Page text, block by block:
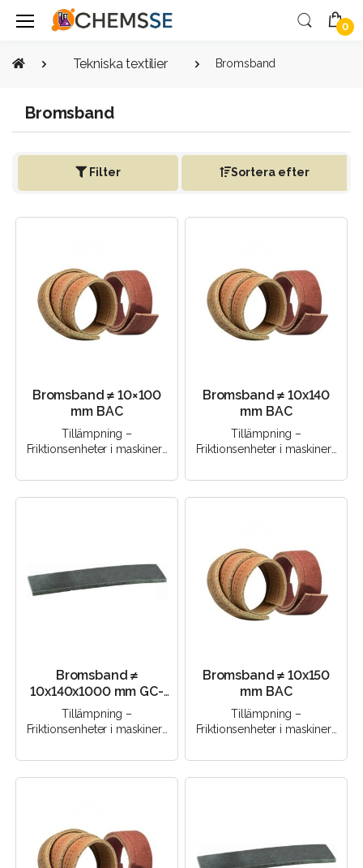
0
Tekniska textilier Bromsband
Bromsband
Filter Sortera efter
Bromsband ≠ 10×100
mm BAC
Tillämpning –
Friktionsenheter i maskiner |
mekanismer | Bromsenheter
med torrfri..
Bromsband ≠ 10х140
mm ВАС
Tillämpning –
Friktionsenheter i maskiner |
mekanismer | Bromsenheter
med torrfri..
Bromsband ≠
10x140x1000 mm GC-
MK
Tillämpning –
Friktionsenheter i maskiner |
mekanismer | Bromsenheter
med torrfri..
Bromsband ≠ 10х150
mm ВАС
Tillämpning –
Friktionsenheter i maskiner |
mekanismer | Bromsenheter
med torrfri..